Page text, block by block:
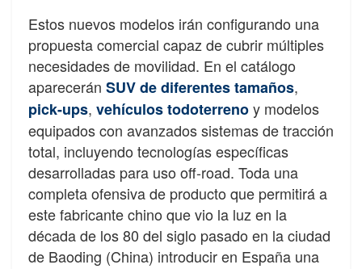
Estos nuevos modelos irán configurando una
propuesta comercial capaz de cubrir múltiples
necesidades de movilidad. En el catálogo
aparecerán SUV de diferentes tamaños,
pick-ups, vehículos todoterrenoy modelos
equipados con avanzados sistemas de tracción
total, incluyendo tecnologías específicas
desarrolladas para uso off-road. Toda una
completa ofensiva de producto que permitirá a
este fabricante chino que vio la luz en la
década de los 80 del siglo pasado en la ciudad
de Baoding (China) introducir en España una